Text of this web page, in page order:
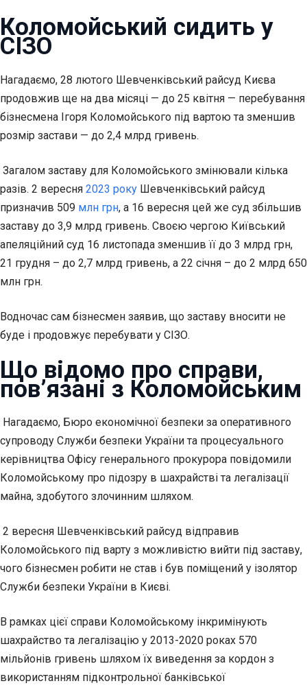
Коломойський сидить у
СІЗО
Нагадаємо, 28 лютого Шевченківський райсуд Києва
продовжив ще на два місяці — до 25 квітня — перебування
бізнесмена Ігоря Коломойського під вартою та зменшив
розмір застави — до 2,4 млрд гривень.
Загалом заставу для Коломойського змінювали кілька
разів. 2 вересня 2023 року Шевченківський райсуд
призначив 509 млн грн, а 16 вересня цей же суд збільшив
заставу до 3,9 млрд гривень. Своєю чергою Київський
апеляційний суд 16 листопада зменшив її до 3 млрд грн,
21 грудня – до 2,7 млрд гривень, а 22 січня – до 2 млрд 650
млн грн.
Водночас сам бізнесмен заявив, що заставу вносити не
буде і продовжує перебувати у СІЗО.
Що відомо про справи,
пов’язані з Коломойським
Нагадаємо, Бюро економічної безпеки за оперативного
супроводу Служби безпеки України та процесуального
керівництва Офісу генерального прокурора повідомили
Коломойському про підозру в шахрайстві та легалізації
майна, здобутого злочинним шляхом.
2 вересня Шевченківський райсуд відправив
Коломойського під варту з можливістю вийти під заставу,
чого бізнесмен робити не став і був поміщений у ізолятор
Служби безпеки України в Києві.
В рамках цієї справи Коломойському інкримінують
шахрайство та легалізацію у 2013-2020 роках 570
мільйонів гривень шляхом їх виведення за кордон з
використанням підконтрольної банківської